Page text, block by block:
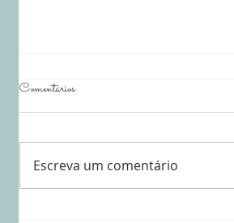
A Ordem Mundial
Comentários
Escreva um comentário